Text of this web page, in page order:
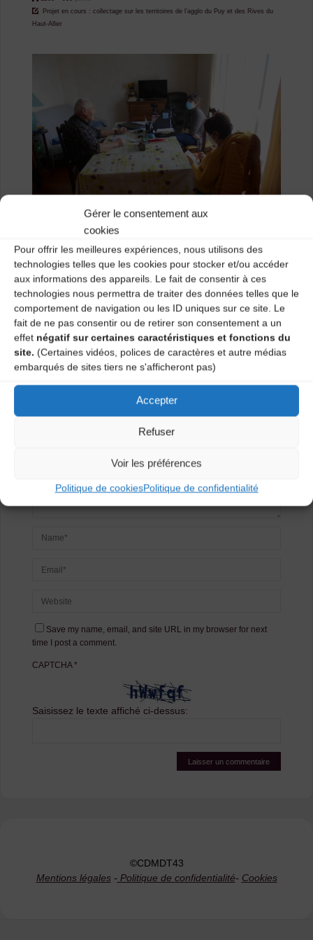
Gérer le consentement aux
cookies
Pour offrir les meilleures expériences, nous utilisons des
technologies telles que les cookies pour stocker et/ou accéder
aux informations des appareils. Le fait de consentir à ces
technologies nous permettra de traiter des données telles que le
comportement de navigation ou les ID uniques sur ce site. Le
fait de ne pas consentir ou de retirer son consentement a un
effet négatif sur certaines caractéristiques et fonctions du
site. (Certaines vidéos, polices de caractères et autre médias
embarqués de sites tiers ne s'afficheront pas)
Accepter
Refuser
Voir les préférences
Politique de cookiesPolitique de confidentialité
size Projet en cours : collectage sur les territoires de l’agglo du Puy et des Rives du
Haut-Allier
Previous image
Laisser un
commentaire
obligatoires sont indiqués avec*
Save my name, email, and site URL in my browser for next
time I post a comment.
CAPTCHA*
Saisissez le texte affiché ci-dessus:
©CDMDT43
Mentions légales- Politique de confidentialité- Cookies